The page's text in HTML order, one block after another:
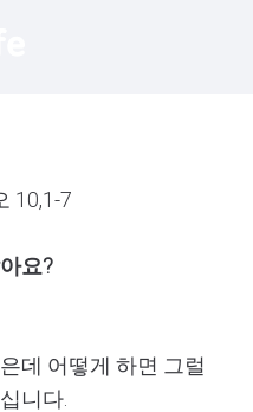
10,1-7
요?
데 어떻게 하면 그럴
니다.